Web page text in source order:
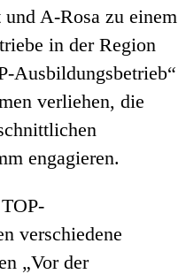
A-Rosa zu einem
in der Region
Ausbildungsbetrieb“
verliehen, die
engagieren.
verschiedene
„Vor der